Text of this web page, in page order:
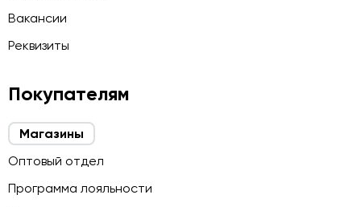
Вакансии
Реквизиты
Покупателям
Магазины
Оптовый отдел
Программа лояльности